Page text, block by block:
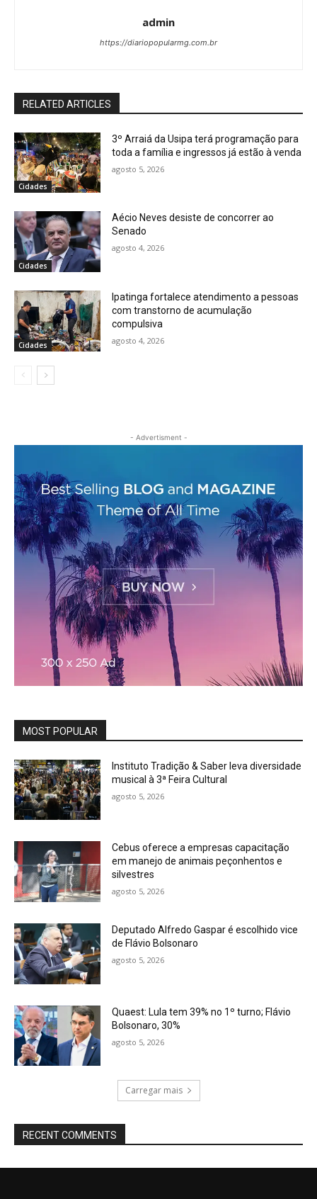
admin
https://diariopopularmg.com.br
RELATED ARTICLES
Cidades
3º Arraiá da Usipa terá programação para
toda a família e ingressos já estão à venda
agosto 5, 2026
Cidades
Aécio Neves desiste de concorrer ao
Senado
agosto 4, 2026
Cidades
Ipatinga fortalece atendimento a pessoas
com transtorno de acumulação
compulsiva
agosto 4, 2026
- Advertisment -
MOST POPULAR
Instituto Tradição & Saber leva diversidade
musical à 3ª Feira Cultural
agosto 5, 2026
Cebus oferece a empresas capacitação
em manejo de animais peçonhentos e
silvestres
agosto 5, 2026
Deputado Alfredo Gaspar é escolhido vice
de Flávio Bolsonaro
agosto 5, 2026
Quaest: Lula tem 39% no 1º turno; Flávio
Bolsonaro, 30%
agosto 5, 2026
Carregar mais
RECENT COMMENTS